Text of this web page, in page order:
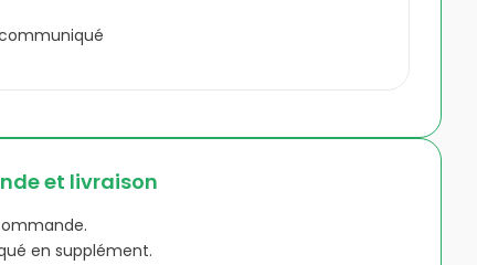
et livraison
en supplément.